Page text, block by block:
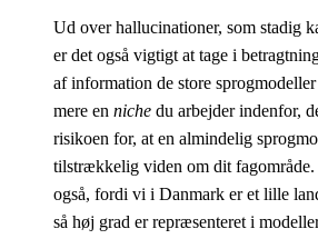
Ud over hallucinationer, som stadig
er det også vigtigt at tage i
af information de store
mere en niche du arbejder indenfor,
risikoen for, at en almindelig
tilstrækkelig viden om dit
også, fordi vi i Danmark er et lille
så høj grad er repræsenteret i